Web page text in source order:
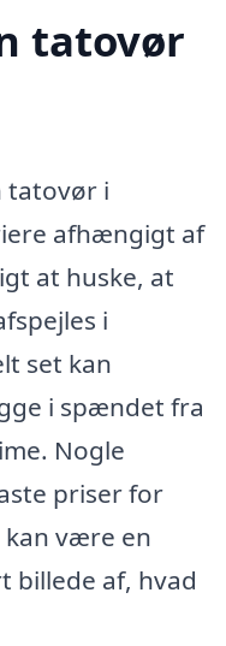
tatovør
tatovør i
afhængigt af
at huske, at
i
set kan
i spændet fra
Nogle
priser for
kan være en
billede af, hvad